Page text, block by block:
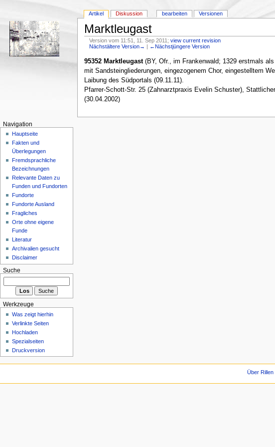
Marktleugast
Version vom 11:51, 11. Sep 2011;view current revision
Nächstältere Version→ | ←Nächstjüngere Version
95352 Marktleugast(BY, Ofr., im Frankenwald; 1329 erstmals
mit Sandsteingliederungen, eingezogenem Chor, eingestelltem
Laibung des Südportals (09.11.11).
Pfarrer-Schott-Str. 25 (Zahnarztpraxis Evelin Schuster),
(30.04.2002)
Artikel Diskussion bearbeiten Versionen
Navigation
Hauptseite
Fakten und
Überlegungen
Fremdsprachliche
Bezeichnungen
Relevante Daten zu
Funden und Fundorten
Fundorte
Fundorte Ausland
Fragliches
Orte ohne eigene
Funde
Literatur
Archivalien gesucht
Disclaimer
Suche
Werkzeuge
Was zeigt hierhin
Verlinkte Seiten
Hochladen
Spezialseiten
Druckversion
Über